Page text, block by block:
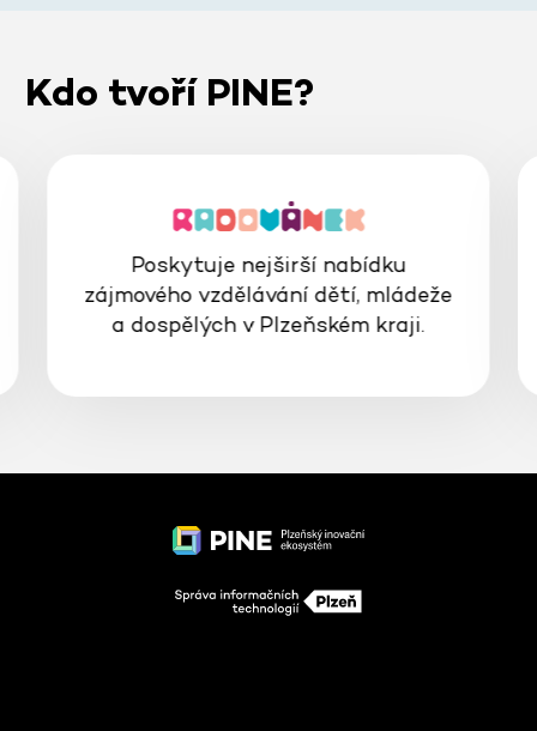
Kdo tvoří PINE?
Poskytuje nejširší nabídku
zájmového vzdělávání dětí, mládeže
a dospělých v Plzeňském kraji.